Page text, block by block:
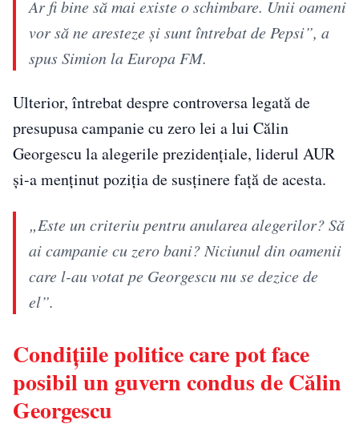
Ar fi bine să mai existe o schimbare. Unii oameni
vor să ne aresteze și sunt întrebat de Pepsi”, a
spus Simion la Europa FM.
Ulterior, întrebat despre controversa legată de
presupusa campanie cu zero lei a lui Călin
Georgescu la alegerile prezidențiale, liderul AUR
și-a menținut poziția de susținere față de acesta.
„Este un criteriu pentru anularea alegerilor? Să
ai campanie cu zero bani? Niciunul din oamenii
care l-au votat pe Georgescu nu se dezice de
el”.
Condițiile politice care pot face
posibil un guvern condus de Călin
Georgescu